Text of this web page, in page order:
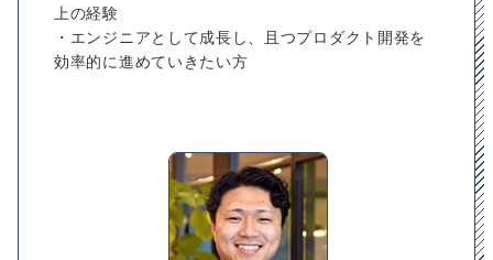
上の経験
・エンジニアとして成長し、且つプロダクト開発を
効率的に進めていきたい方